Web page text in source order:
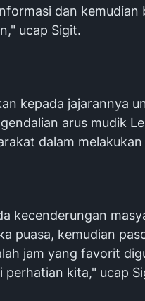
dan
ucap Sigit.
kepada jajarannya
arus mudik
dalam
kecenderungan
puasa, kemudian
jam yang favorit
perhatian kita," ucap